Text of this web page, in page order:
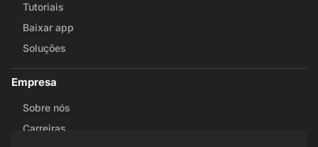
Tutoriais
Baixar app
Soluções
Empresa
Sobre nós
Carreiras